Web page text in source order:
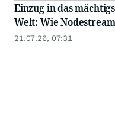
Einzug in das
Welt: Wie
21.07.26, 07:31